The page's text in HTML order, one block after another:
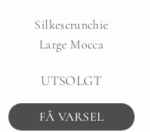
Silkescrunchie
Large Mocca
UTSOLGT
FÅ VARSEL